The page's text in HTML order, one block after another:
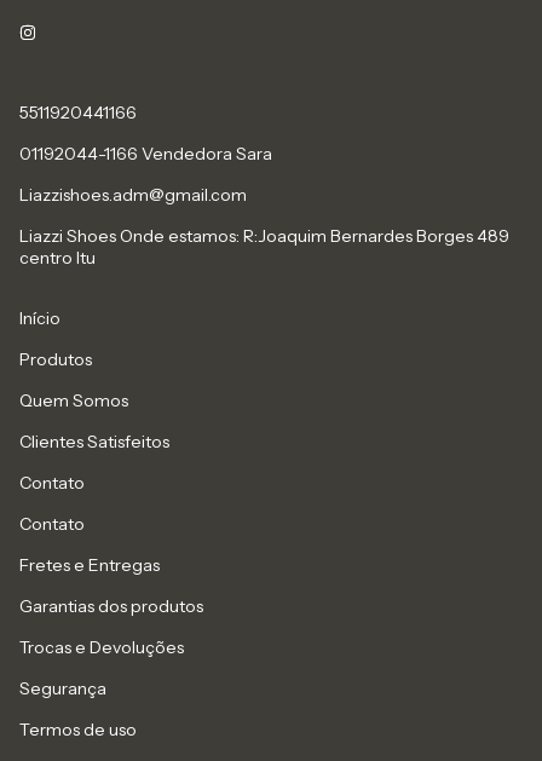
5511920441166
01192044-1166 Vendedora Sara
Liazzishoes.adm@gmail.com
Liazzi Shoes Onde estamos: R:Joaquim Bernardes Borges 489
centro Itu
Início
Produtos
Quem Somos
Clientes Satisfeitos
Contato
Contato
Fretes e Entregas
Garantias dos produtos
Trocas e Devoluções
Segurança
Termos de uso